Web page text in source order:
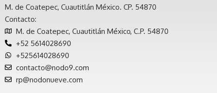
M. de Coatepec, Cuautitlán México. CP. 54870
Contacto:
M. de Coatepec, Cuautitlán México, C.P. 54870
+52 5614028690
+525614028690
contacto@nodo9.com
rp@nodonueve.com